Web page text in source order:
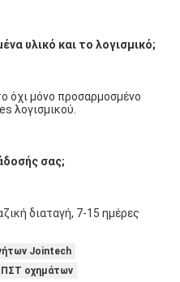
υλικό και το λογισμικό;
όχι μόνο προσαρμοσμένο
λογισμικού.
σας;
διαταγή, 7-15 ημέρες
Jointech
ΠΣΤ οχημάτων